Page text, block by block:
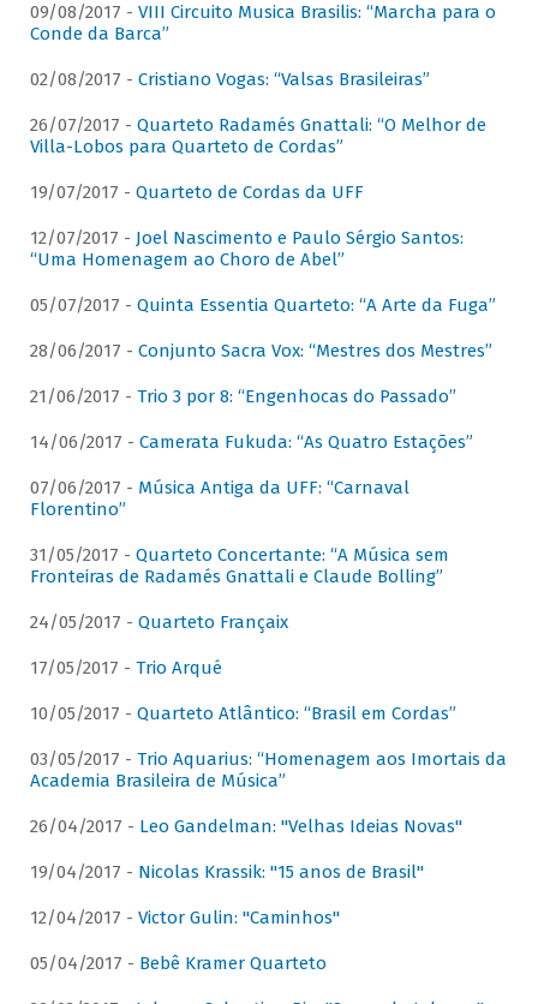
09/08/2017 - VIII Circuito Musica Brasilis: “Marcha para o
Conde da Barca”
02/08/2017 - Cristiano Vogas: “Valsas Brasileiras”
26/07/2017 - Quarteto Radamés Gnattali: “O Melhor de
Villa-Lobos para Quarteto de Cordas”
19/07/2017 - Quarteto de Cordas da UFF
12/07/2017 - Joel Nascimento e Paulo Sérgio Santos:
“Uma Homenagem ao Choro de Abel”
05/07/2017 - Quinta Essentia Quarteto: “A Arte da Fuga”
28/06/2017 - Conjunto Sacra Vox: “Mestres dos Mestres”
21/06/2017 - Trio 3 por 8: “Engenhocas do Passado”
14/06/2017 - Camerata Fukuda: “As Quatro Estações”
07/06/2017 - Música Antiga da UFF: “Carnaval
Florentino”
31/05/2017 - Quarteto Concertante: “A Música sem
Fronteiras de Radamés Gnattali e Claude Bolling”
24/05/2017 - Quarteto Françaix
17/05/2017 - Trio Arqué
10/05/2017 - Quarteto Atlântico: “Brasil em Cordas”
03/05/2017 - Trio Aquarius: “Homenagem aos Imortais da
Academia Brasileira de Música”
26/04/2017 - Leo Gandelman: "Velhas Ideias Novas"
19/04/2017 - Nicolas Krassik: "15 anos de Brasil"
12/04/2017 - Victor Gulin: "Caminhos"
05/04/2017 - Bebê Kramer Quarteto